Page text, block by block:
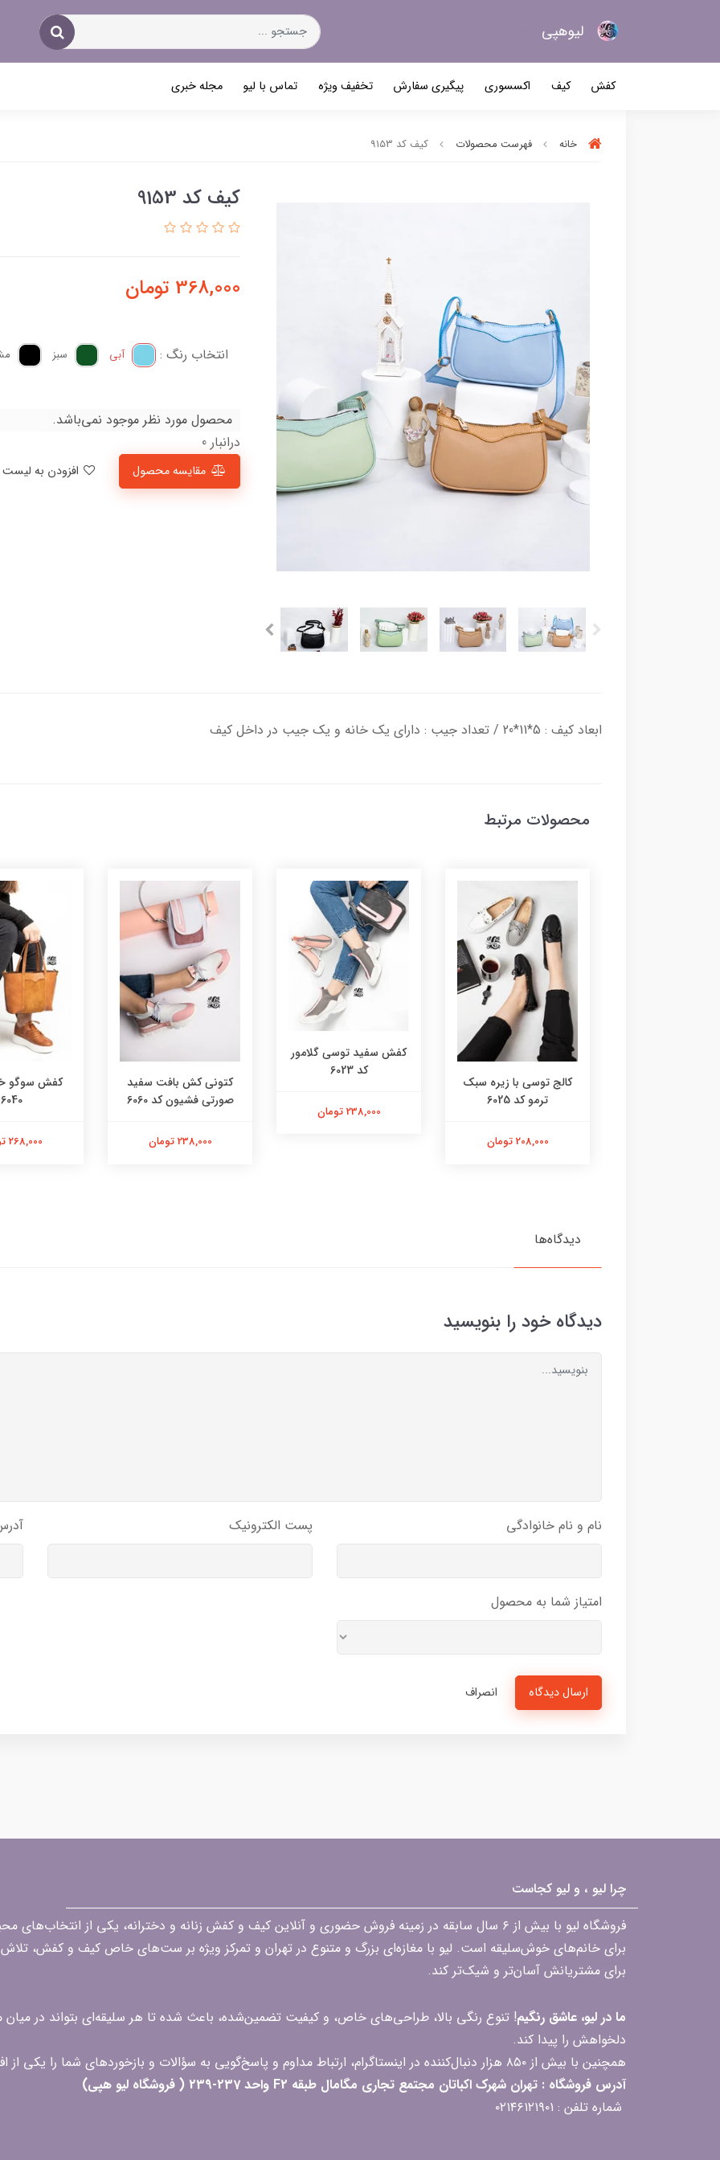
لیو‌هپی
کفش کیف اکسسوری پیگیری سفارش تخفیف ویژه تماس با لیو مجله خبری
خانه فهرست محصولات کیف کد 9153
کیف کد 9153
368,000 تومان
انتخاب رنگ : آبی سبز
محصول مورد نظر موجود نمی‌باشد.
درانبار 0
مقایسه محصول
ابعاد کیف : 5*11*20 / تعداد جیب : دارای یک خانه و یک جیب در داخل کیف
محصولات مرتبط
کالج توسی با زیره سبک
ترمو کد 6025
208,000 تومان
کفش سفید توسی گلامور
کد 6023
238,000 تومان
کتونی کش بافت سفید
صورتی فشیون کد 6060
238,000 تومان
کفش سوگو
6040
268,000 تومان
دیدگاه‌ها
دیدگاه خود را بنویسید
نام و نام خانوادگی پست الکترونیک
امتیاز شما به محصول
ارسال دیدگاه انصراف
چرا لیو ، و لیو کجاست
فروشگاه لیو با بیش از ۶ سال سابقه در زمینه فروش حضوری و آنلاین کیف و کفش زنانه و دخترانه، یکی از
برای خانم‌های خوش‌سلیقه است. لیو با مغازه‌ای بزرگ و متنوع در تهران و تمرکز ویژه بر ست‌های خاص کیف و کفش، تلاش
برای مشتریانش آسان‌تر و شیک‌تر کند.
ما در لیو، عاشق رنگیم! تنوع رنگی بالا، طراحی‌های خاص، و کیفیت تضمین‌شده، باعث شده تا هر سلیقه‌ای بتواند در
دلخواهش را پیدا کند.
همچنین با بیش از ۸۵۰ هزار دنبال‌کننده در اینستاگرام، ارتباط مداوم و پاسخ‌گویی به سؤالات و بازخوردهای شما را یکی از افتخارات‌مان می‌دانیم
آدرس فروشگاه : تهران شهرک اکباتان مجتمع تجاری مگامال طبقه F2 واحد 237-239 ( فروشگاه لیو هپی)
شماره تلفن : ۰۲۱۴۶۱۲۱۹۰۱